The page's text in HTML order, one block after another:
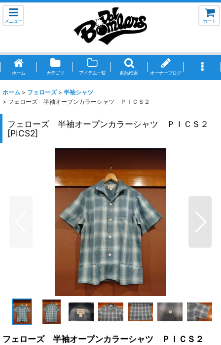
メニュー カート
ホーム カテゴリ アイテム一覧 商品検索 オーナーブログ
ホーム > フェローズ > 半袖シャツ
> フェローズ 半袖オープンカラーシャツ ＰＩＣＳ２
フェローズ 半袖オープンカラーシャツ ＰＩＣＳ２
[PICS2]
フェローズ 半袖オープンカラーシャツ ＰＩＣＳ２